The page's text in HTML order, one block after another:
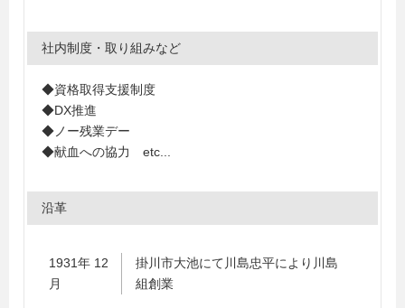
社内制度・取り組みなど
◆資格取得支援制度
◆DX推進
◆ノー残業デー
◆献血への協力 etc...
沿革
1931年 12
月
掛川市大池にて川島忠平により川島
組創業